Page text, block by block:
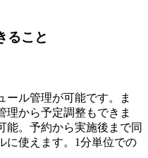
ること
ール管理が可能です。ま
理から予定調整もできま
能。予約から実施後まで同
に使えます。1分単位での